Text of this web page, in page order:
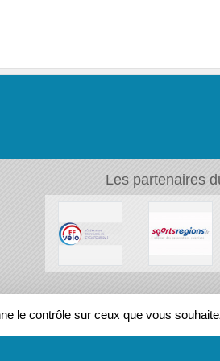
Les partenaires
le contrôle sur ceux que vous